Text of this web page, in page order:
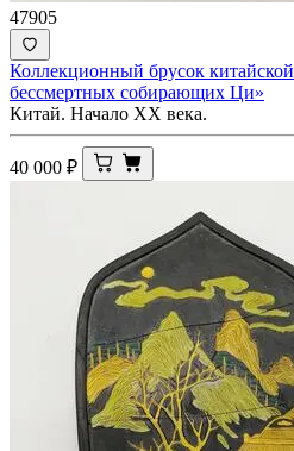
47905
Коллекционный брусок
бессмертных собирающих Ци»
Китай. Начало XX века.
40 000 ₽